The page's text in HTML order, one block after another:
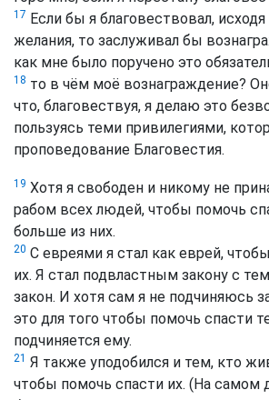
17 Если бы я благовествовал,
желания, то заслуживал бы
как мне было поручено это
18 то в чём моё вознаграждение?
что, благовествуя, я делаю это
пользуясь теми привилегиями,
проповедование Благовестия.
19 Хотя я свободен и никому не
рабом всех людей, чтобы помочь
больше из них.
20 С евреями я стал как еврей,
их. Я стал подвластным закону с
закон. И хотя сам я не подчиняюсь
это для того чтобы помочь спасти
подчиняется ему.
21 Я также уподобился и тем, кто
чтобы помочь спасти их. (На самом